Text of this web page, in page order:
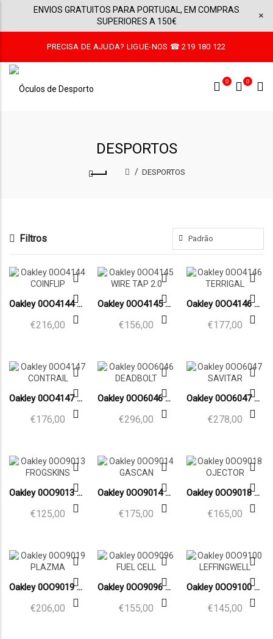
ENVIOS GRATUITOS PARA PORTUGAL, EM COMPRAS
SUPERIORES A 150€
×
PRECISA DE AJUDA? LIGUE-NOS ☎ 219 180 122
0 0
DESPORTOS
DESPORTOS
Filtros
Oakley 0OO4144 COINFLIP
€216,00
Oakley 0OO4145 WIRE TAP 2.0
€156,00
Oakley 0OO4146 TERRIGAL
€177,00
Oakley 0OO4147 CONTRAIL
€176,00
Oakley 0OO6046 DEADBOLT
€296,00
Oakley 0OO6047 SAVITAR
€278,00
Oakley 0OO9013 FROGSKINS
€125,00
Oakley 0OO9014 GASCAN
€175,00
Oakley 0OO9018 OJECTOR
€165,00
Oakley 0OO9019 PLAZMA
€206,00
Oakley 0OO9096 FUEL CELL
€155,00
Oakley 0OO9100 LEFFINGWELL
€145,00